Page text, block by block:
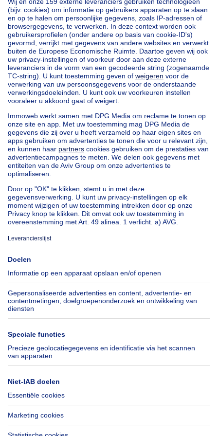
Home België
Antwerpen (provincie)
Mechelen (arrondissement)
Kopen uw huis in Hombeek
Onze huizen buiten BelgiëHuis te koop Frankrijk
Huis te koop Spanje
Huis te koop Italië
Huis te koop Luxemburg
Huis te koop Nederland
Goedkoop vastgoedGoedkoop huis te koop
Goedkope appartementen te huur
Onze huurwoningen met slaapkamers
Appartement te koop met 3 slaapkamers Oostende
Huis te koop met 3 slaapkamers Stene
Huis te koop met 3 slaapkamers Deurne
Over
Immoweb
Pers
Jobs
Axel Springer Group
SeLoger.com
Immowelt.de
Tools
Belfius
Verzekeringen
Verhuis checklist
Hulp
Veelgestelde vragen
Toegankelijkheid
Contacteer ons
Volg ons
LinkedIn
Immoweb SA © 2026 - Alle rechten voorbehouden